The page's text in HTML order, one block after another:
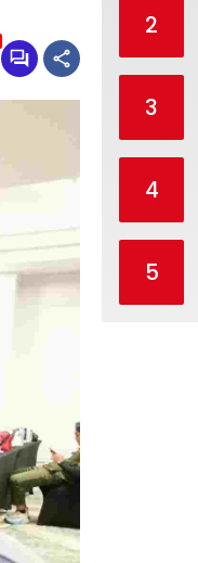
2
3
4
5